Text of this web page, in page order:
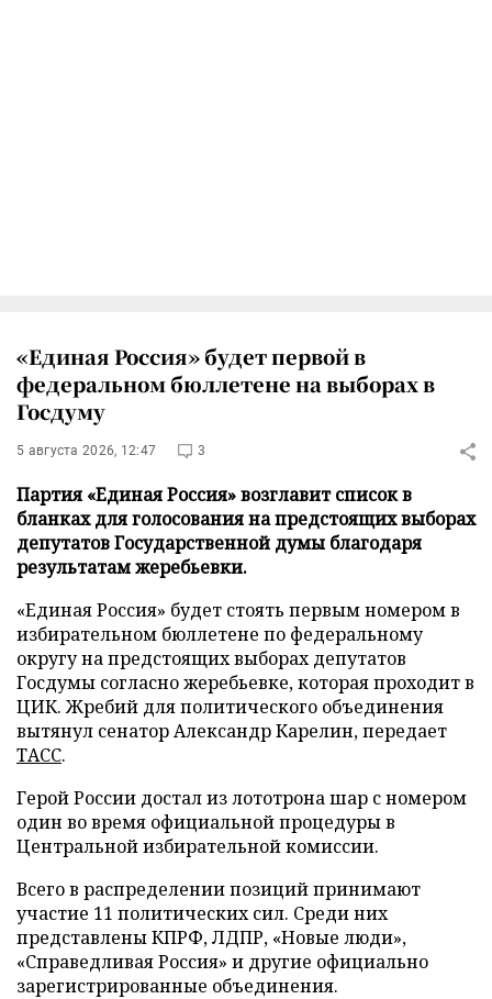
«Единая Россия» будет первой в
федеральном бюллетене на выборах в
Госдуму
5 августа 2026, 12:47 3
Партия «Единая Россия» возглавит список в
бланках для голосования на предстоящих выборах
депутатов Государственной думы благодаря
результатам жеребьевки.
«Единая Россия» будет стоять первым номером в
избирательном бюллетене по федеральному
округу на предстоящих выборах депутатов
Госдумы согласно жеребьевке, которая проходит в
ЦИК. Жребий для политического объединения
вытянул сенатор Александр Карелин, передает
ТАСС.
Герой России достал из лототрона шар с номером
один во время официальной процедуры в
Центральной избирательной комиссии.
Всего в распределении позиций принимают
участие 11 политических сил. Среди них
представлены КПРФ, ЛДПР, «Новые люди»,
«Справедливая Россия» и другие официально
зарегистрированные объединения.